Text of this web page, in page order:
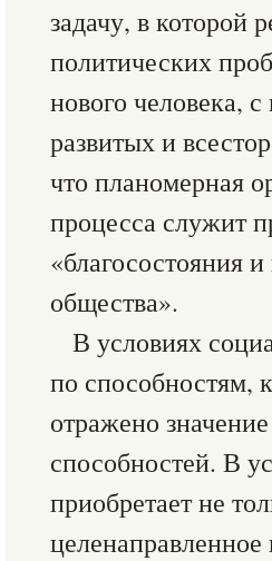
задачу, в которой
политических
нового человека,
развитых и
что планомерная
процесса служит
«благосостояния
общества».
В условиях
по способностям,
отражено
способностей. В
приобретает не